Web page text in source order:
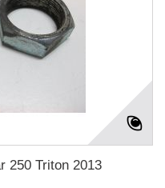
250 Triton 2013